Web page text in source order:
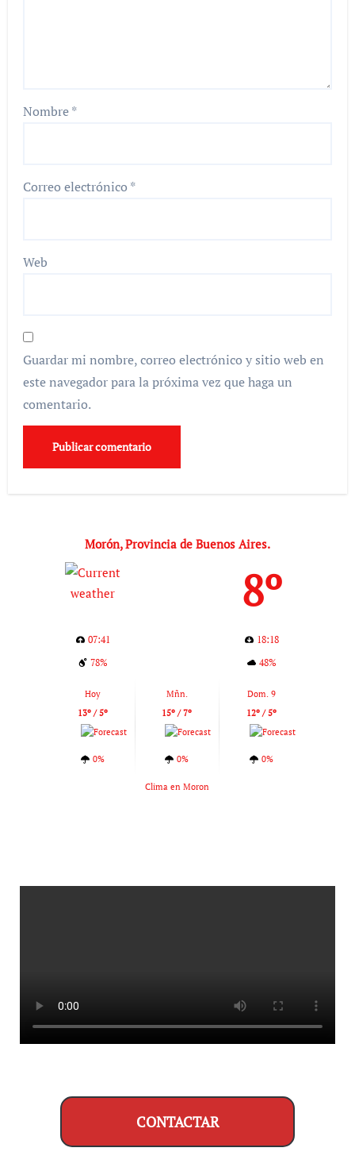
Nombre*
Correo electrónico *
Web
Guardar mi nombre, correo electrónico y sitio web en
este navegador para la próxima vez que haga un
comentario.
Morón, Provincia de Buenos Aires.
8º
07:41
18:18
78%
48%
Hoy
13º / 5º
0%
Mñn.
15º / 7º
0%
Dom. 9
12º / 5º
0%
Clima en Moron
CONTACTAR